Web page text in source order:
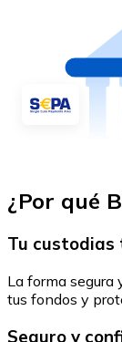
¿Por qué
Tu custodias
La forma
tus fondos y
Seguro y